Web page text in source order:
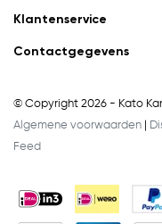
Klantenservice
Contactgegevens
© Copyright 2026 - Kato
Algemene voorwaarden
Feed